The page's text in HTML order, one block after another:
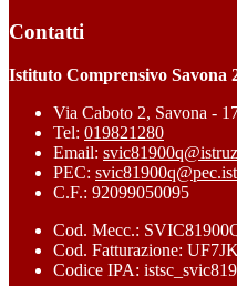
Contatti
Istituto Comprensivo Savona
Via Caboto 2, Savona -
Tel: 019821280
Email:
PEC:
C.F.: 92099050095
Cod. Mecc.:
Cod. Fatturazione:
Codice IPA: